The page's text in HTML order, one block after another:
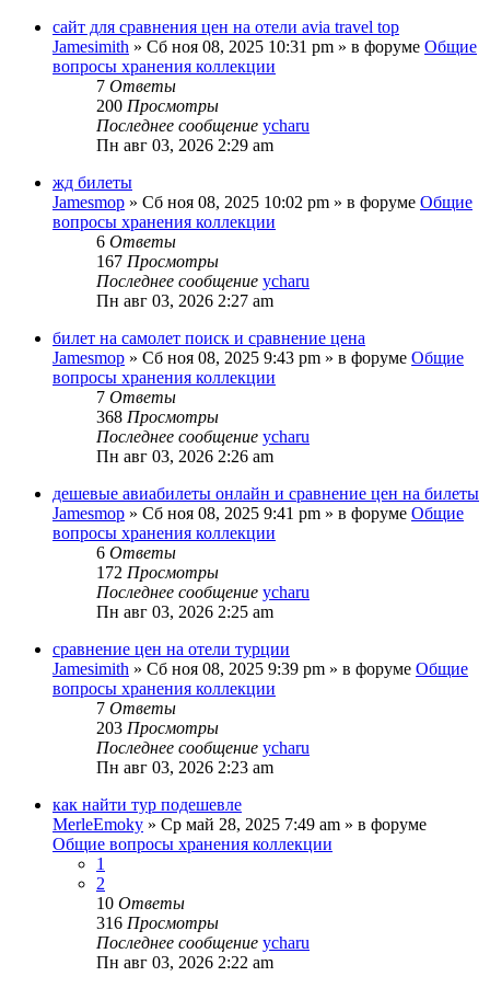
сайт для сравнения цен на отели avia travel top
Jamesimith » Сб ноя 08, 2025 10:31 pm » в форуме Общие
вопросы хранения коллекции
7 Ответы
200 Просмотры
Последнее сообщение ycharu
Пн авг 03, 2026 2:29 am
жд билеты
Jamesmop » Сб ноя 08, 2025 10:02 pm » в форуме Общие
вопросы хранения коллекции
6 Ответы
167 Просмотры
Последнее сообщение ycharu
Пн авг 03, 2026 2:27 am
билет на самолет поиск и сравнение цена
Jamesmop » Сб ноя 08, 2025 9:43 pm » в форуме Общие
вопросы хранения коллекции
7 Ответы
368 Просмотры
Последнее сообщение ycharu
Пн авг 03, 2026 2:26 am
дешевые авиабилеты онлайн и сравнение цен на билеты
Jamesmop » Сб ноя 08, 2025 9:41 pm » в форуме Общие
вопросы хранения коллекции
6 Ответы
172 Просмотры
Последнее сообщение ycharu
Пн авг 03, 2026 2:25 am
сравнение цен на отели турции
Jamesimith » Сб ноя 08, 2025 9:39 pm » в форуме Общие
вопросы хранения коллекции
7 Ответы
203 Просмотры
Последнее сообщение ycharu
Пн авг 03, 2026 2:23 am
как найти тур подешевле
MerleEmoky » Ср май 28, 2025 7:49 am » в форуме
Общие вопросы хранения коллекции
1
2
10 Ответы
316 Просмотры
Последнее сообщение ycharu
Пн авг 03, 2026 2:22 am